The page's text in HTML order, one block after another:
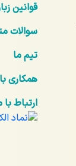
قوانین
سوالات
تیم ما
همکاری
ارتباط با